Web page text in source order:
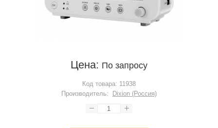
Цена: По запросу
Код товара: 11938
Производитель:
Dixion (Россия)